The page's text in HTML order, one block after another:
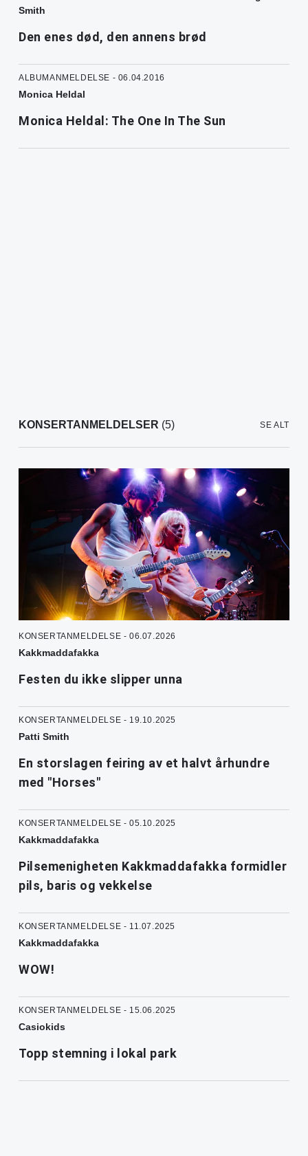
Smith
Den enes død, den annens brød
ALBUMANMELDELSE - 06.04.2016
Monica Heldal
Monica Heldal: The One In The Sun
KONSERTANMELDELSER (5) SE ALT
KONSERTANMELDELSE - 06.07.2026
Kakkmaddafakka
Festen du ikke slipper unna
KONSERTANMELDELSE - 19.10.2025
Patti Smith
En storslagen feiring av et halvt århundre
med "Horses"
KONSERTANMELDELSE - 05.10.2025
Kakkmaddafakka
Pilsemenigheten Kakkmaddafakka formidler
pils, baris og vekkelse
KONSERTANMELDELSE - 11.07.2025
Kakkmaddafakka
WOW!
KONSERTANMELDELSE - 15.06.2025
Casiokids
Topp stemning i lokal park